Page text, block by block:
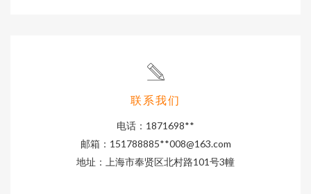
联系我们
电话：1871698**
邮箱：151788885**008@163.com
地址：上海市奉贤区北村路101号3幢